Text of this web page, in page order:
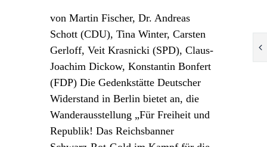
von Martin Fischer, Dr. Andreas
Schott (CDU), Tina Winter, Carsten
Gerloff, Veit Krasnicki (SPD), Claus-
Joachim Dickow, Konstantin Bonfert
(FDP) Die Gedenkstätte Deutscher
Widerstand in Berlin bietet an, die
Wanderausstellung „Für Freiheit und
Republik! Das Reichsbanner